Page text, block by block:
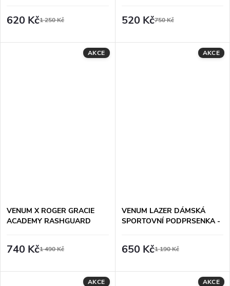
620 Kč1 250 Kč 520 Kč750 Kč
AKCE
VENUM X ROGER GRACIE
ACADEMY RASHGUARD
740 Kč1 490 Kč
AKCE
VENUM LAZER DÁMSKÁ
SPORTOVNÍ PODPRSENKA -
650 Kč1 190 Kč
AKCE AKCE